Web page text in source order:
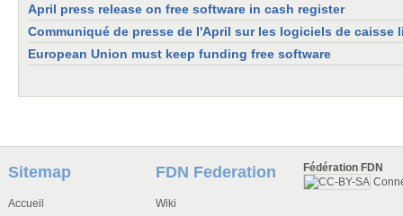
April press release on free software in cash register
Communiqué de presse de l'April sur les logiciels de caisse
European Union must keep funding free software
Sitemap
Accueil
FDN Federation
Wiki
Fédération FDN